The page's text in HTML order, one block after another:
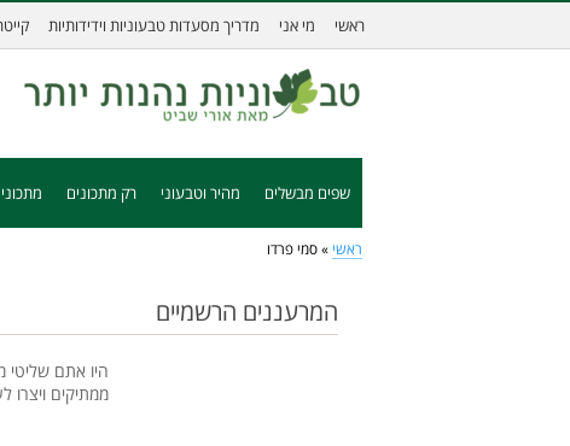
ראשי מי אני מדריך מסעדות טבעוניות וידידותיות
שפים מבשלים מהיר וטבעוני רק מתכונים
ראשי » סמי פרדו
המרעננים הרשמיים
היו אתם שליטי
ממתיקים